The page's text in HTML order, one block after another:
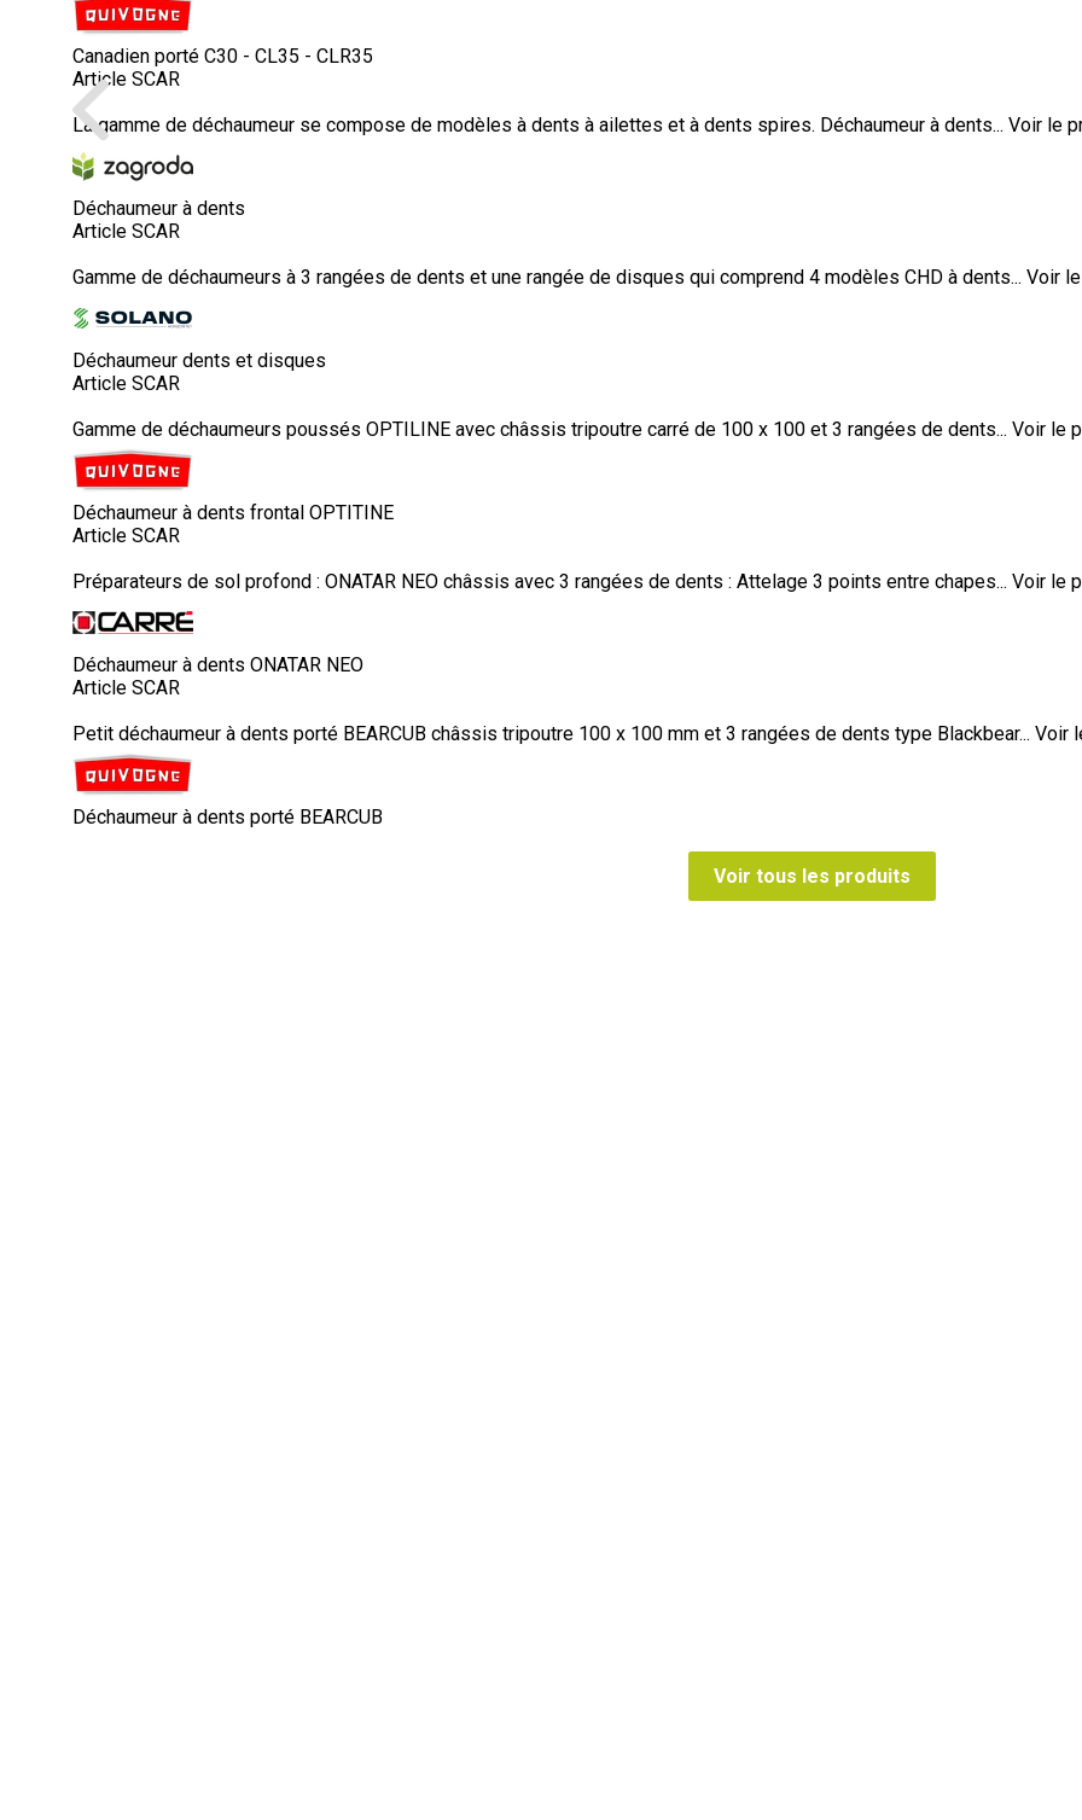
Canadien porté C30 - CL35 - CLR35
Article SCAR
La gamme de déchaumeur se compose de modèles à dents à ailettes et à dents spires. Déchaumeur à dents... Voir le
Déchaumeur à dents
Article SCAR
Gamme de déchaumeurs à 3 rangées de dents et une rangée de disques qui comprend 4 modèles CHD à dents... Voir
Déchaumeur dents et disques
Article SCAR
Gamme de déchaumeurs poussés OPTILINE avec châssis tripoutre carré de 100 x 100 et 3 rangées de dents... Voir le
Déchaumeur à dents frontal OPTITINE
Article SCAR
Préparateurs de sol profond : ONATAR NEO châssis avec 3 rangées de dents : Attelage 3 points entre chapes... Voir le
Déchaumeur à dents ONATAR NEO
Article SCAR
Petit déchaumeur à dents porté BEARCUB châssis tripoutre 100 x 100 mm et 3 rangées de dents type Blackbear... Voir
Déchaumeur à dents porté BEARCUB
Voir tous les produits